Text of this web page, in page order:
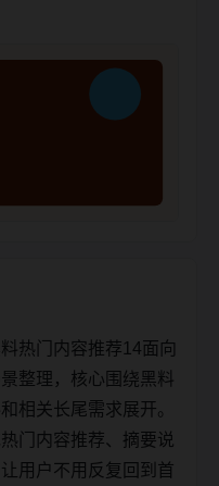
热门内容推荐14面向
整理，核心围绕黑料
相关长尾需求展开。
门内容推荐、摘要说
用户不用反复回到首